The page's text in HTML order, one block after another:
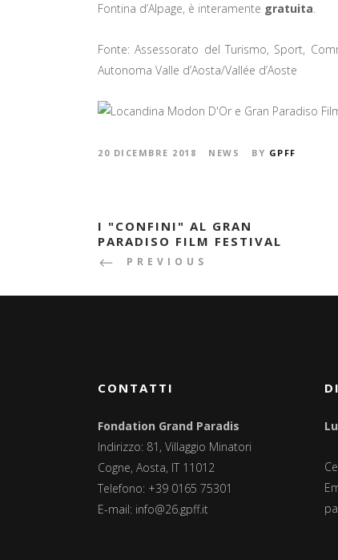
Fontina d’Alpage, è interamente gratuita.
Fonte: Assessorato del Turismo, Sport,
Autonoma Valle d’Aosta/Vallée d’Aoste
20 DICEMBRE 2018 NEWS BY GPFF
I "CONFINI" AL GRAN
PARADISO FILM FESTIVAL
PREVIOUS
CONTATTI
Fondation Grand Paradis
Indirizzo: 81, Villaggio Minatori
Cogne, Aosta, IT 11012
Telefono: +39 0165 75301
E-mail: info@26.gpff.it